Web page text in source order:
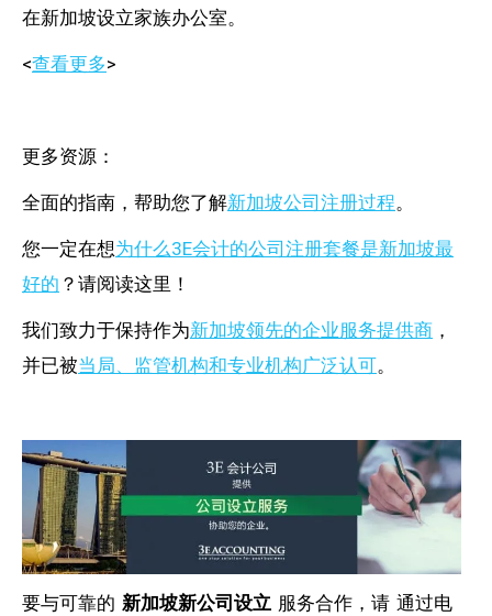
在新加坡设立家族办公室。
<查看更多>
更多资源：
全面的指南，帮助您了解新加坡公司注册过程。
您一定在想为什么3E会计的公司注册套餐是新加坡最
好的 ？请阅读这里！
我们致力于保持作为新加坡领先的企业服务提供商 ，
并已被当局、监管机构和专业机构广泛认可。
要与可靠的 新加坡新公司设立 服务合作，请 通过电